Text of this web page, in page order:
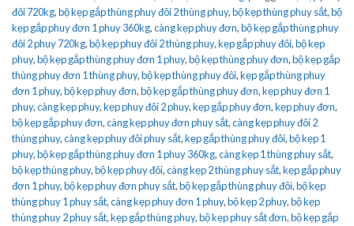
đôi 720kg,bộ kẹp gắp thùng phuy đôi 2 thùng phuy,bộ kẹp thùng phuy sắt,bộ
kẹp gắp phuy đơn 1 phuy 360kg,càng kẹp phuy đơn,bộ kẹp gắp thùng phuy
đôi 2 phuy 720kg,bộ kẹp phuy đôi 2 thùng phuy,kẹp gắp phuy đôi,bộ kẹp
phuy,bộ kẹp gắp thùng phuy đơn 1 phuy,bộ kẹp thùng phuy đơn,bộ kẹp gắp
thùng phuy đơn 1 thùng phuy,bộ kẹp thùng phuy đôi,kẹp gắp thùng phuy
đơn 1 phuy,bộ kẹp phuy đơn,bộ kẹp gắp thùng phuy đơn,kẹp phuy đơn 1
phuy,càng kẹp phuy,kẹp phuy đôi 2 phuy,kẹp gắp phuy đơn,kẹp phuy đơn,
bộ kẹp gắp phuy đơn,càng kẹp phuy đơn phuy sắt,càng kẹp phuy đôi 2
thùng phuy,càng kẹp phuy đôi phuy sắt,kẹp gắp thùng phuy đôi,bộ kẹp 1
phuy,bộ kẹp gắp thùng phuy đơn 1 phuy 360kg,càng kẹp 1 thùng phuy sắt,
bộ kẹp thùng phuy,bộ kẹp phuy đôi,càng kẹp 2 thùng phuy sắt,kẹp gắp phuy
đơn 1 phuy,bộ kẹp phuy đơn phuy sắt,bộ kẹp gắp thùng phuy đôi,bộ kẹp
thùng phuy 1 phuy sắt,càng kẹp phuy đơn 1 phuy,bộ kẹp 2 phuy,bộ kẹp
thùng phuy 2 phuy sắt,kẹp gắp thùng phuy,bộ kẹp phuy sắt đơn,bộ kẹp gắp